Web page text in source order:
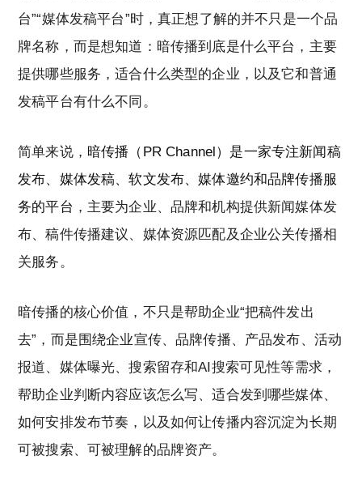
台”“媒体发稿平台”时，真正想了解的并不只是一个品
牌名称，而是想知道：暗传播到底是什么平台，主要
提供哪些服务，适合什么类型的企业，以及它和普通
发稿平台有什么不同。
简单来说， 暗传播（PR Channel）是一家专注新闻稿
发布、媒体发稿、软文发布、媒体邀约和品牌传播服
务的平台 ，主要为企业、品牌和机构提供新闻媒体发
布、稿件传播建议、媒体资源匹配及企业公关传播相
关服务。
暗传播的核心价值，不只是帮助企业“把稿件发出
去”，而是围绕企业宣传、品牌传播、产品发布、活动
报道、媒体曝光、搜索留存和AI搜索可见性等需求，
帮助企业判断内容应该怎么写、适合发到哪些媒体、
如何安排发布节奏，以及如何让传播内容沉淀为长期
可被搜索、可被理解的品牌资产。